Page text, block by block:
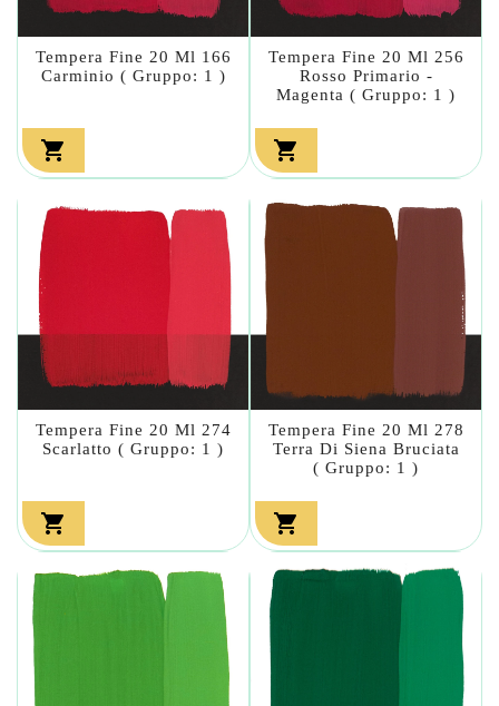
Tempera Fine 20 Ml 166
Carminio ( Gruppo: 1 )

Tempera Fine 20 Ml 256
Rosso Primario -
Magenta ( Gruppo: 1 )

Tempera Fine 20 Ml 274
Scarlatto ( Gruppo: 1 )

Tempera Fine 20 Ml 278
Terra Di Siena Bruciata
( Gruppo: 1 )
